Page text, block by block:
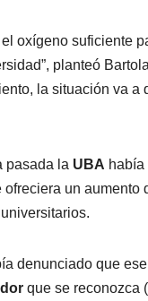
el oxígeno suficiente
planteó
la situación va a
pasada la UBA
ofreciera un aumento
denunciado que
que se reconozca